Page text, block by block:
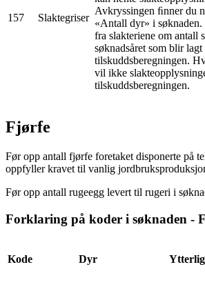
157 Slaktegriser
Avkryssingen ﬁnner du
«Antall dyr» i
fra slakteriene om antall
søknadsåret som blir
tilskuddsberegningen.
vil ikke
tilskuddsberegningen.
Fjørfe
Før opp antall fjørfe foretaket disponerte på
oppfyller kravet til vanlig
Før opp antall rugeegg levert til rugeri i
Forklaring på koder i søknaden -
Kode Dyr